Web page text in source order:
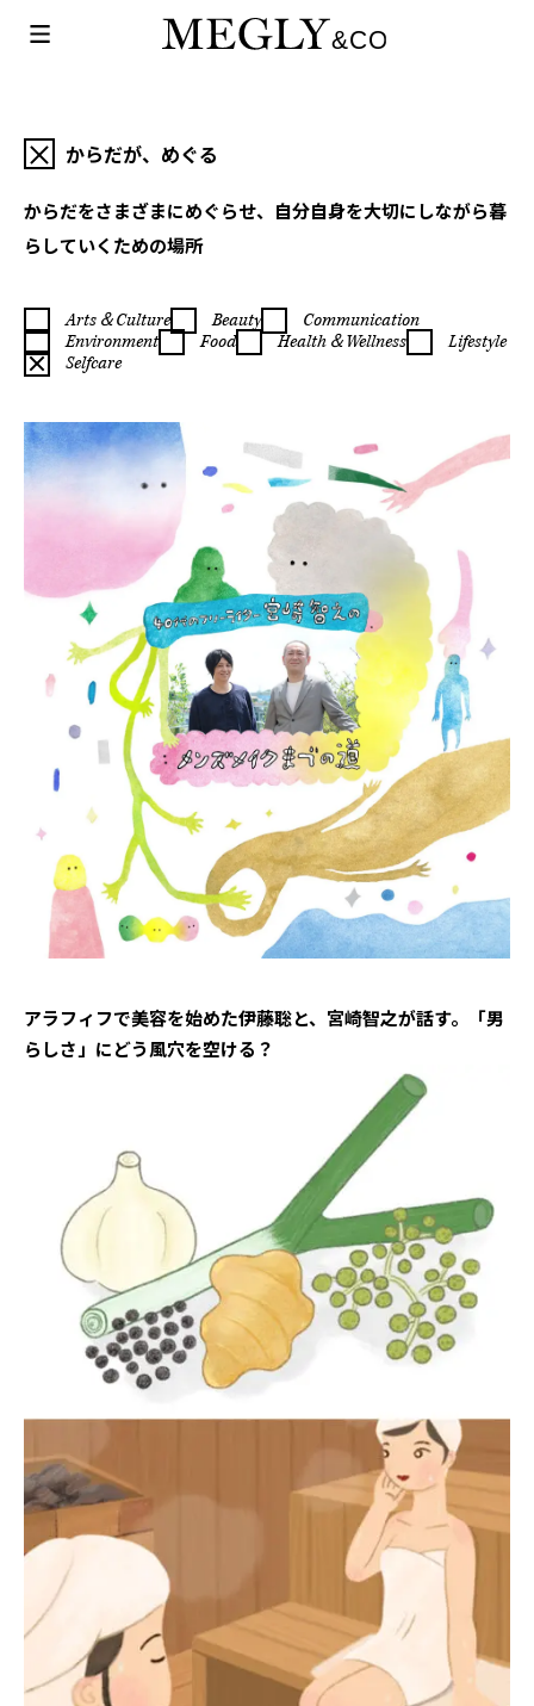
からだが、めぐる
からだをさまざまにめぐらせ、自分自身を大切にしながら暮
らしていくための場所
Arts＆Culture Beauty
Communication
Environment
Food Health＆Wellness
Lifestyle
Selfcare
アラフィフで美容を始めた伊藤聡と、宮崎智之が話す。「男
らしさ」にどう風穴を空ける？